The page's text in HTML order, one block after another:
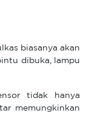
biasanya akan
dibuka, lampu
tidak hanya
memungkinkan